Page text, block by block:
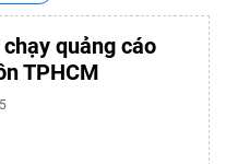
quảng cáo
TPHCM